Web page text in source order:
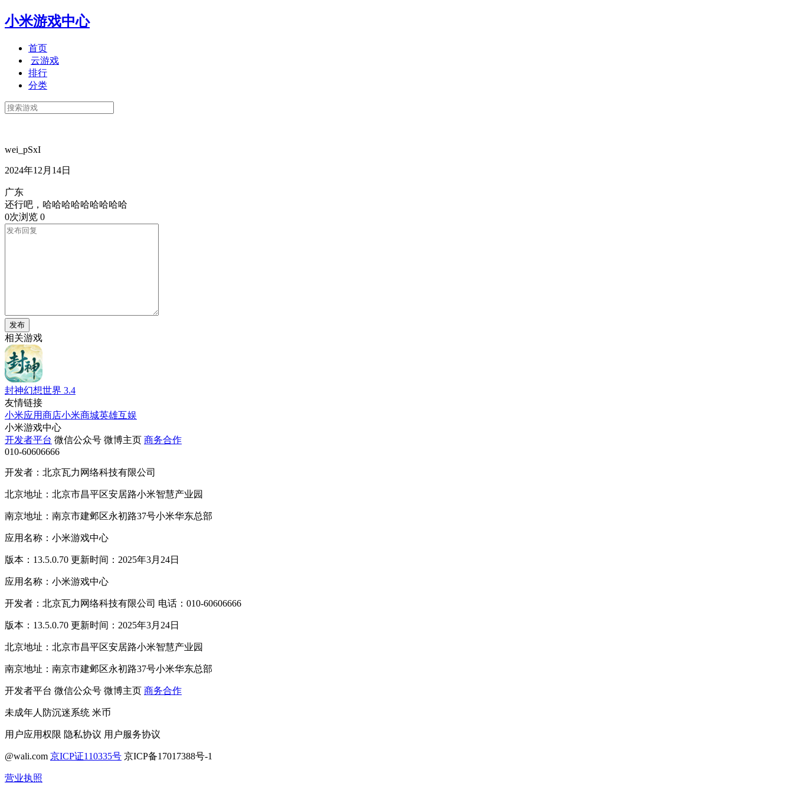
小米游戏中心
首页
云游戏
排行
分类
wei_pSxI
2024年12月14日
广东
还行吧，哈哈哈哈哈哈哈哈哈
0次浏览 0
发布
相关游戏
封神幻想世界 3.4
友情链接
小米应用商店小米商城英雄互娱
小米游戏中心
开发者平台 微信公众号 微博主页 商务合作
010-60606666
开发者：北京瓦力网络科技有限公司
北京地址：北京市昌平区安居路小米智慧产业园
南京地址：南京市建邺区永初路37号小米华东总部
应用名称：小米游戏中心
版本：13.5.0.70 更新时间：2025年3月24日
应用名称：小米游戏中心
开发者：北京瓦力网络科技有限公司 电话：010-60606666
版本：13.5.0.70 更新时间：2025年3月24日
北京地址：北京市昌平区安居路小米智慧产业园
南京地址：南京市建邺区永初路37号小米华东总部
开发者平台 微信公众号 微博主页 商务合作
未成年人防沉迷系统 米币
用户应用权限 隐私协议 用户服务协议
@wali.com 京ICP证110335号 京ICP备17017388号-1
营业执照